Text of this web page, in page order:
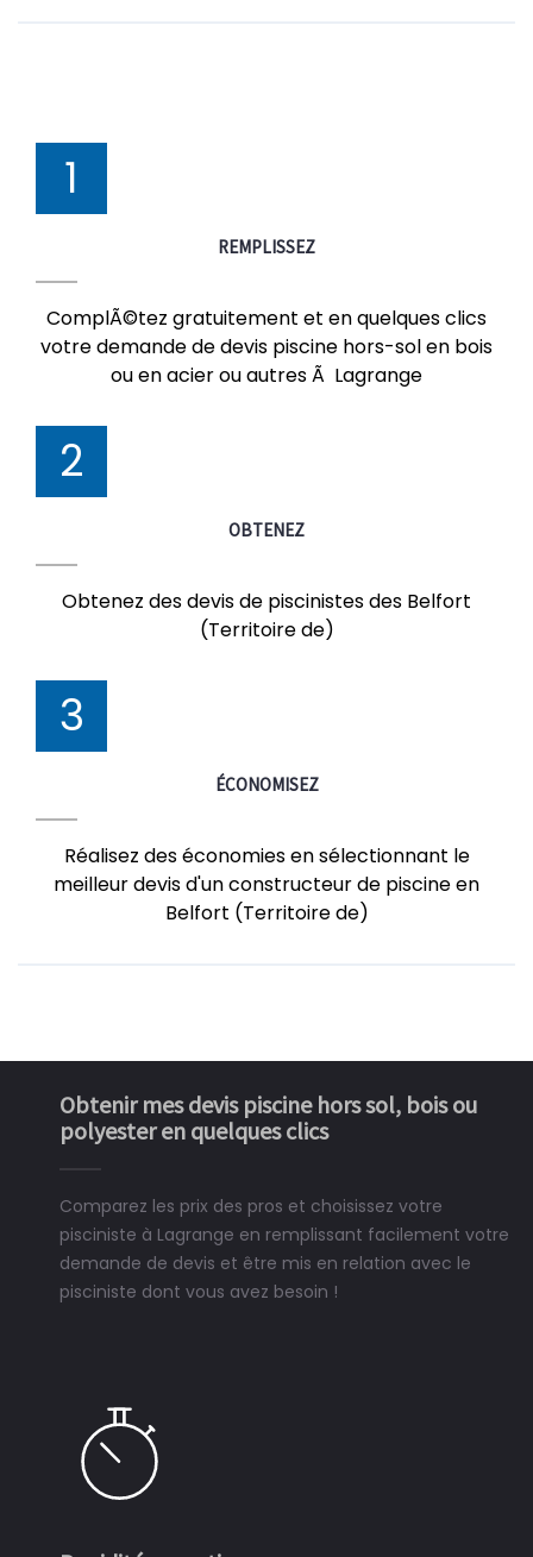
1
REMPLISSEZ
ComplÃ©tez gratuitement et en quelques clics
votre demande de devis piscine hors-sol en bois
ou en acier ou autres Ã Lagrange
2
OBTENEZ
Obtenez des devis de piscinistes des Belfort
(Territoire de)
3
ÉCONOMISEZ
Réalisez des économies en sélectionnant le
meilleur devis d'un constructeur de piscine en
Belfort (Territoire de)
Obtenir mes devis piscine hors sol, bois ou
polyester en quelques clics
Comparez les prix des pros et choisissez votre
pisciniste à Lagrange en remplissant facilement votre
demande de devis et être mis en relation avec le
pisciniste dont vous avez besoin !